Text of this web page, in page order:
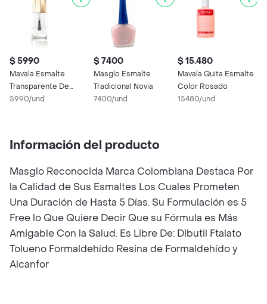
$ 5990
Mavala Esmalte
Transparente De
Secado Rapido
5990/und
$ 7400
Masglo Esmalte
Tradicional Novia
7400/und
$ 15.480
Mavala Quita Esmalte
Color Rosado
15480/und
Información del producto
Masglo Reconocida Marca Colombiana Destaca Por
la Calidad de Sus Esmaltes Los Cuales Prometen
Una Duración de Hasta 5 Días. Su Formulación es 5
Free lo Que Quiere Decir Que su Fórmula es Más
Amigable Con la Salud. Es Libre De: Dibutil Ftalato
Tolueno Formaldehído Resina de Formaldehído y
Alcanfor